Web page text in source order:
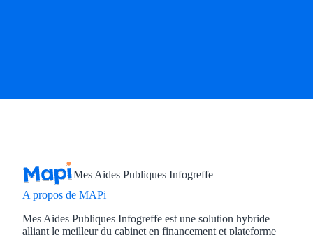
Mes Aides Publiques Infogreffe
A propos de MAPi
Mes Aides Publiques Infogreffe est une solution hybride
alliant le meilleur du cabinet en financement et plateforme